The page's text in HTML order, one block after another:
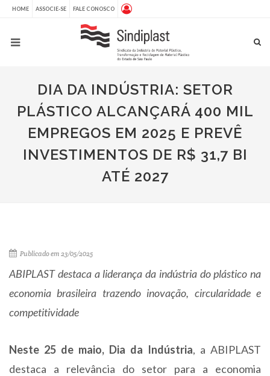
HOME ASSOCIE-SE FALE CONOSCO
DIA DA INDÚSTRIA: SETOR
PLÁSTICO ALCANÇARÁ 400 MIL
EMPREGOS EM 2025 E PREVÊ
INVESTIMENTOS DE R$ 31,7 BI
ATÉ 2027
Publicado em 23/05/2025
ABIPLAST destaca a liderança da indústria do plástico na
economia brasileira trazendo inovação, circularidade e
competitividade
Neste 25 de maio, Dia da Indústria, a ABIPLAST
destaca a relevância do setor para a economia